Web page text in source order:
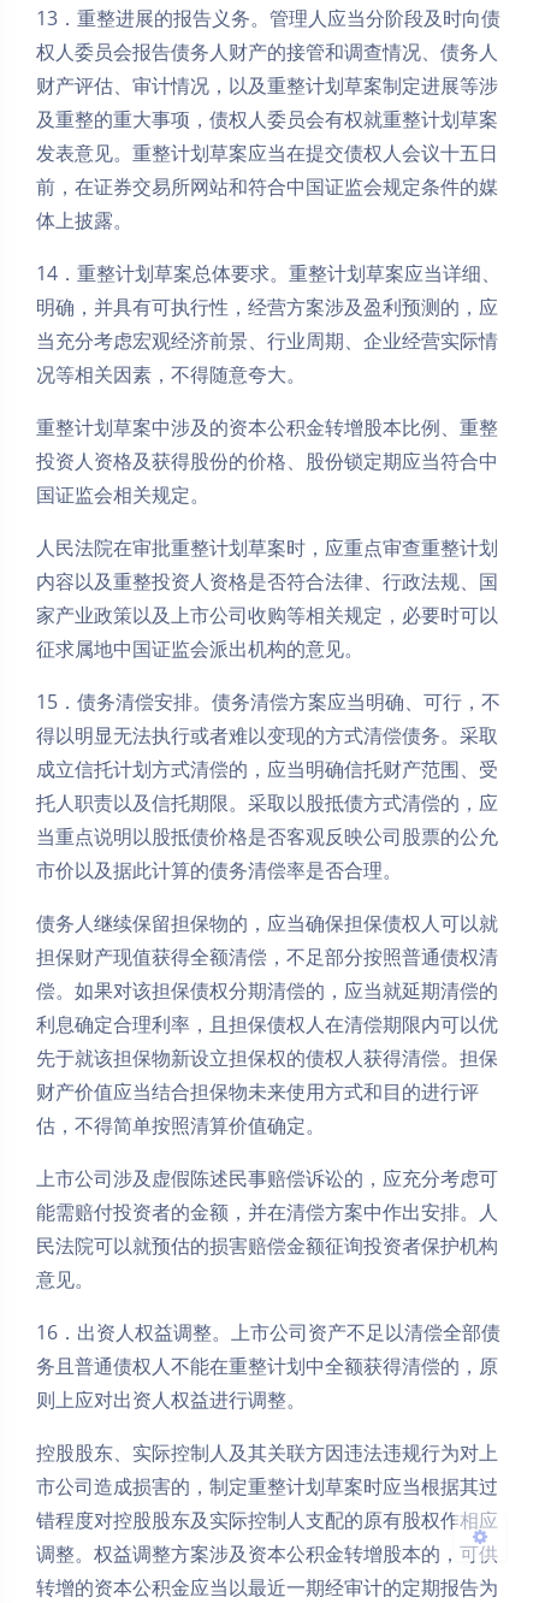
夜间模式
浅阴影 深阴影
13．重整进展的报告义务。管理人应当分阶段及时向债
权人委员会报告债务人财产的接管和调查情况、债务人
财产评估、审计情况，以及重整计划草案制定进展等涉
及重整的重大事项，债权人委员会有权就重整计划草案
发表意见。重整计划草案应当在提交债权人会议十五日
前，在证券交易所网站和符合中国证监会规定条件的媒
体上披露。
14．重整计划草案总体要求。重整计划草案应当详细、
明确，并具有可执行性，经营方案涉及盈利预测的，应
当充分考虑宏观经济前景、行业周期、企业经营实际情
况等相关因素，不得随意夸大。
重整计划草案中涉及的资本公积金转增股本比例、重整
投资人资格及获得股份的价格、股份锁定期应当符合中
国证监会相关规定。
人民法院在审批重整计划草案时，应重点审查重整计划
内容以及重整投资人资格是否符合法律、行政法规、国
家产业政策以及上市公司收购等相关规定，必要时可以
征求属地中国证监会派出机构的意见。
15．债务清偿安排。债务清偿方案应当明确、可行，不
得以明显无法执行或者难以变现的方式清偿债务。采取
成立信托计划方式清偿的，应当明确信托财产范围、受
托人职责以及信托期限。采取以股抵债方式清偿的，应
当重点说明以股抵债价格是否客观反映公司股票的公允
市价以及据此计算的债务清偿率是否合理。
债务人继续保留担保物的，应当确保担保债权人可以就
担保财产现值获得全额清偿，不足部分按照普通债权清
偿。如果对该担保债权分期清偿的，应当就延期清偿的
利息确定合理利率，且担保债权人在清偿期限内可以优
先于就该担保物新设立担保权的债权人获得清偿。担保
财产价值应当结合担保物未来使用方式和目的进行评
估，不得简单按照清算价值确定。
上市公司涉及虚假陈述民事赔偿诉讼的，应充分考虑可
能需赔付投资者的金额，并在清偿方案中作出安排。人
民法院可以就预估的损害赔偿金额征询投资者保护机构
意见。
16．出资人权益调整。上市公司资产不足以清偿全部债
务且普通债权人不能在重整计划中全额获得清偿的，原
则上应对出资人权益进行调整。
控股股东、实际控制人及其关联方因违法违规行为对上
市公司造成损害的，制定重整计划草案时应当根据其过
错程度对控股股东及实际控制人支配的原有股权作相应
调整。权益调整方案涉及资本公积金转增股本的，可供
转增的资本公积金应当以最近一期经审计的定期报告为